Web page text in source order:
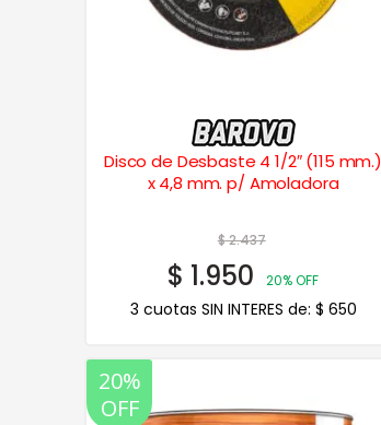
Disco de Desbaste 4 1/2″ (115 mm.)
x 4,8 mm. p/ Amoladora
$2.437
$ 1.950 20% OFF
3 cuotas SIN INTERES de: $ 650
20%
OFF